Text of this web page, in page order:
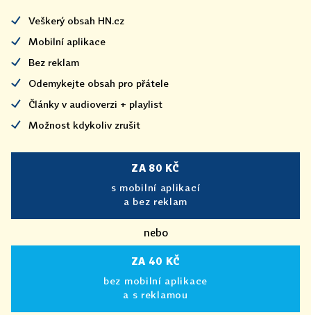
Veškerý obsah HN.cz
Mobilní aplikace
Bez reklam
Odemykejte obsah pro přátele
Články v audioverzi + playlist
Možnost kdykoliv zrušit
ZA 80 KČ
s mobilní aplikací
a bez reklam
nebo
ZA 40 KČ
bez mobilní aplikace
a s reklamou